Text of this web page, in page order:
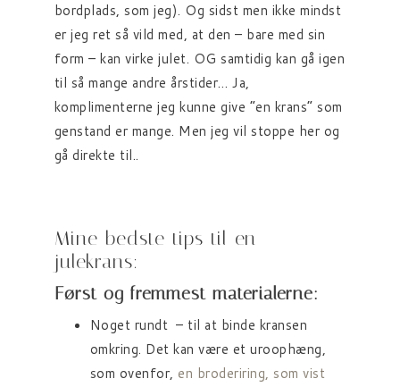
bordplads, som jeg). Og sidst men ikke mindst
er jeg ret så vild med, at den – bare med sin
form – kan virke julet. OG samtidig kan gå igen
til så mange andre årstider… Ja,
komplimenterne jeg kunne give “en krans” som
genstand er mange. Men jeg vil stoppe her og
gå direkte til..
Mine bedste tips til en
julekrans:
Først og fremmest materialerne:
Noget rundt – til at binde kransen
omkring. Det kan være et uroophæng,
som ovenfor, en broderiring, som vist